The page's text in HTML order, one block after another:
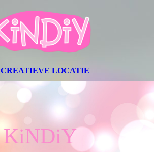
CREATIEVE LOCATIE
KiNDiY